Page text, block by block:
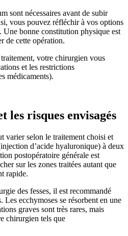
sont nécessaires avant de subir
vous pouvez réfléchir à vos options
Une bonne constitution physique est
de cette opération.
votre chirurgien vous
et les restrictions
médicaments).
les risques envisagés
varier selon le traitement choisi et
d’acide hyaluronique) à deux
postopératoire générale est
sur les zones traitées autant que
rapide.
des fesses, il est recommandé
Les ecchymoses se résorbent en une
graves sont très rares, mais
chirurgien tels que